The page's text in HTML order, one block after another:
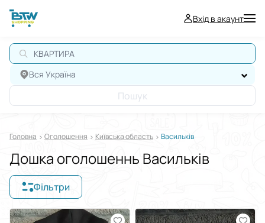
Вхід в акаунт
Вся Україна
Пошук
Головна Оголошення Київська область Васильків
Дошка оголошеннь Васильків
Фільтри
Відображати в $€₴